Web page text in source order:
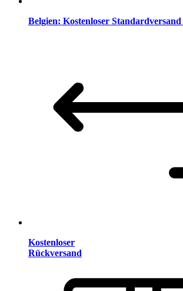
Belgien: Kostenloser Standardversand
Kostenloser
Rückversand